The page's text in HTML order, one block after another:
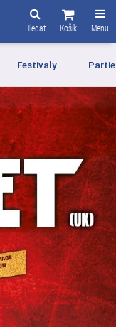
Menu
Košík
Hledat
Festivaly